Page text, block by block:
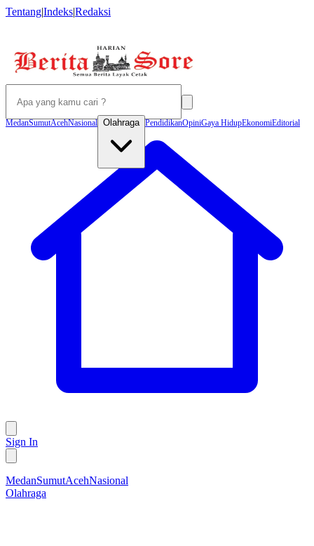
Tentang|Indeks|Redaksi
MedanSumutAcehNasional Olahraga PendidikanOpiniGaya HidupEkonomiEditorial
Sign In
MedanSumutAcehNasional
Olahraga